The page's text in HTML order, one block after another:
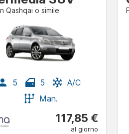
Qashqai o simile
5 5
A/C
Man.
117,85 €
al giorno